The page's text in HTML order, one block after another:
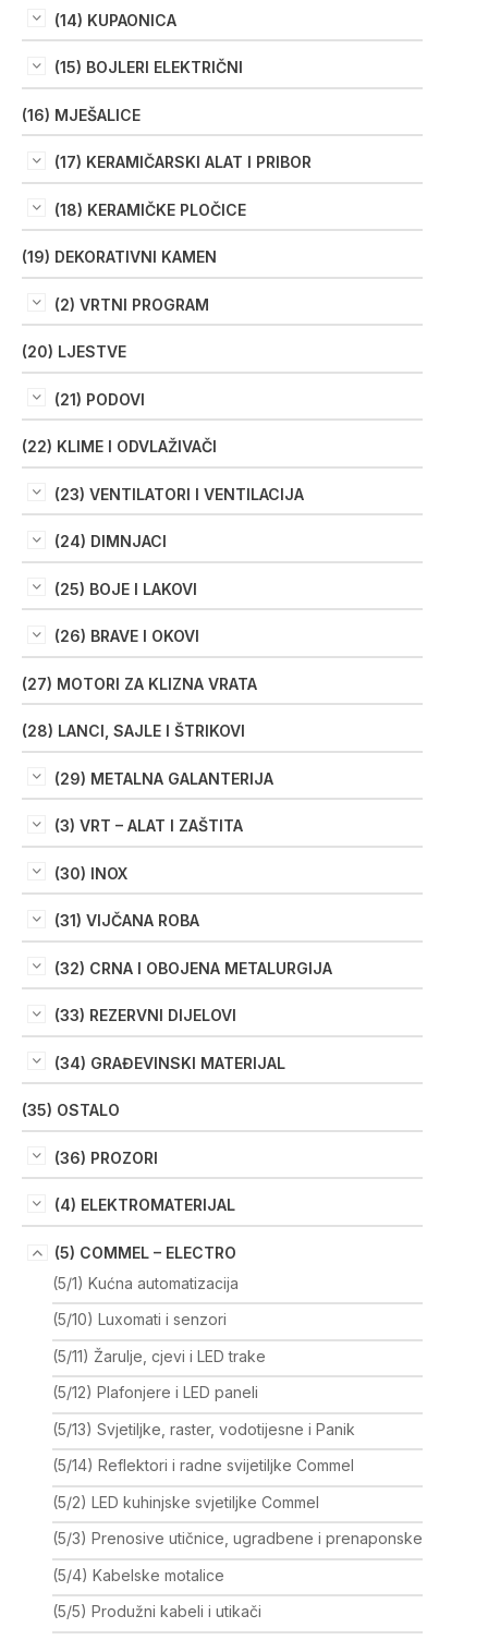
(14) KUPAONICA
(15) BOJLERI ELEKTRIČNI
(16) MJEŠALICE
(17) KERAMIČARSKI ALAT I PRIBOR
(18) KERAMIČKE PLOČICE
(19) DEKORATIVNI KAMEN
(2) VRTNI PROGRAM
(20) LJESTVE
(21) PODOVI
(22) KLIME I ODVLAŽIVAČI
(23) VENTILATORI I VENTILACIJA
(24) DIMNJACI
(25) BOJE I LAKOVI
(26) BRAVE I OKOVI
(27) MOTORI ZA KLIZNA VRATA
(28) LANCI, SAJLE I ŠTRIKOVI
(29) METALNA GALANTERIJA
(3) VRT – ALAT I ZAŠTITA
(30) INOX
(31) VIJČANA ROBA
(32) CRNA I OBOJENA METALURGIJA
(33) REZERVNI DIJELOVI
(34) GRAĐEVINSKI MATERIJAL
(35) OSTALO
(36) PROZORI
(4) ELEKTROMATERIJAL
(5) COMMEL – ELECTRO
(5/1) Kućna automatizacija
(5/10) Luxomati i senzori
(5/11) Žarulje, cjevi i LED trake
(5/12) Plafonjere i LED paneli
(5/13) Svjetiljke, raster, vodotijesne i Panik
(5/14) Reflektori i radne svijetiljke Commel
(5/2) LED kuhinjske svjetiljke Commel
(5/3) Prenosive utičnice, ugradbene i prenaponske
(5/4) Kabelske motalice
(5/5) Produžni kabeli i utikači